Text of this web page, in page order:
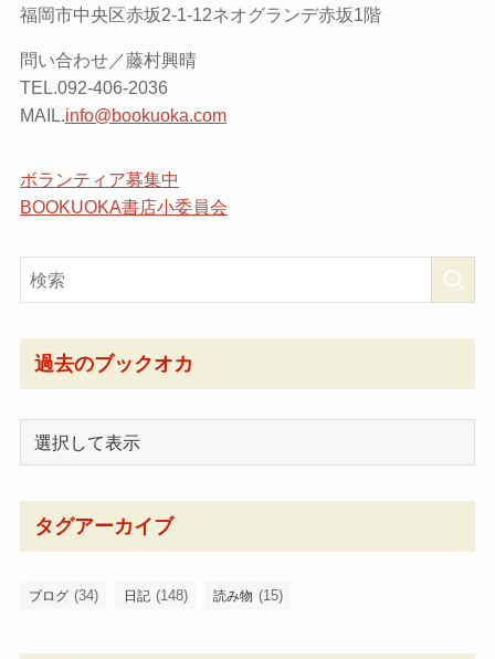
福岡市中央区赤坂2-1-12ネオグランデ赤坂1階
問い合わせ／藤村興晴
TEL.092-406-2036
MAIL.info@bookuoka.com
ボランティア募集中
BOOKUOKA書店小委員会
過去のブックオカ
タグアーカイブ
ブログ (34) 日記 (148) 読み物 (15)